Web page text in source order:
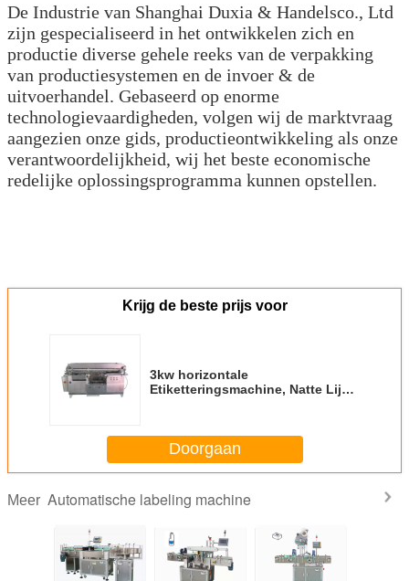
De Industrie van Shanghai Duxia & Handelsco., Ltd
zijn gespecialiseerd in het ontwikkelen zich en
productie diverse gehele reeks van de verpakking
van productiesystemen en de invoer & de
uitvoerhandel. Gebaseerd op enorme
technologievaardigheden, volgen wij de marktvraag
aangezien onze gids, productieontwikkeling als onze
verantwoordelijkheid, wij het beste economische
redelijke oplossingsprogramma kunnen opstellen.
Krijg de beste prijs voor
3kw horizontale
Etiketteringsmachine, Natte Lijm
Doorgaan
Meer Automatische labeling machine